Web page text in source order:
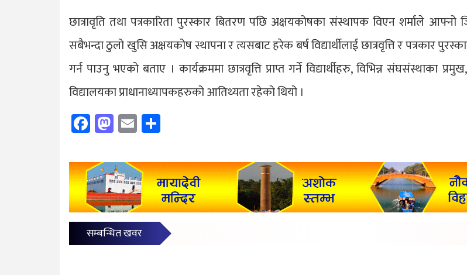
छात्रावृति तथा पत्रकारिता पुरस्कार बितरण पछि अक्षयकोषका संस्थापक विएन शर्माले आफ्नो
सबैभन्दा ठुलो खुसि अक्षयकोष स्थापना र त्यसबाट हरेक बर्ष विद्यार्थीलाई छात्रवृत्ति र पत्रकार
गर्न पाउनु भएको बताए । कार्यक्रममा छात्रवृत्ति प्राप्त गर्ने विद्यार्थीहरु, विभिन्न संघसंस्थाका
विद्यालयका प्राधानाध्यापकहरुको आतिथ्यता रहेको थियो ।
Facebook
Mastodon
Email
सम्बन्धित खवर